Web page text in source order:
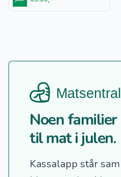
Noen
til mat i julen.
Kassalapp står